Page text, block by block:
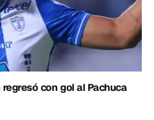
con gol al Pachuca